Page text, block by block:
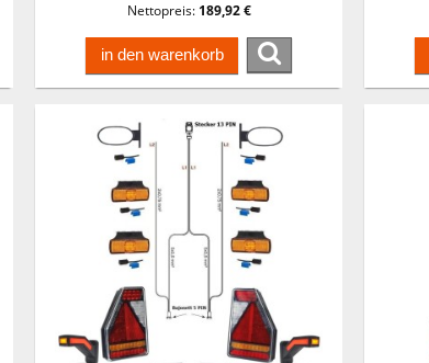
Nettopreis: 189,92 €
in den warenkorb